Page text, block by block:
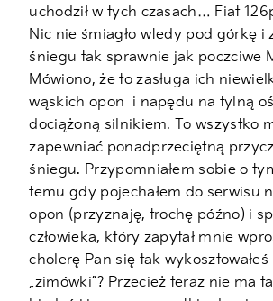
uchodził w tych czasach… Fiat
Nic nie śmiagło wtedy pod górkę i
śniegu tak sprawnie jak poczciwe
Mówiono, że to zasługa ich
wąskich opon i napędu na tylną
dociążoną silnikiem. To wszystko
zapewniać ponadprzeciętną
śniegu. Przypomniałem sobie o
temu gdy pojechałem do serwisu
opon (przyznaję, trochę późno) i
człowieka, który zapytał mnie
cholerę Pan się tak wykosztowałeś
„zimówki”? Przecież teraz nie ma